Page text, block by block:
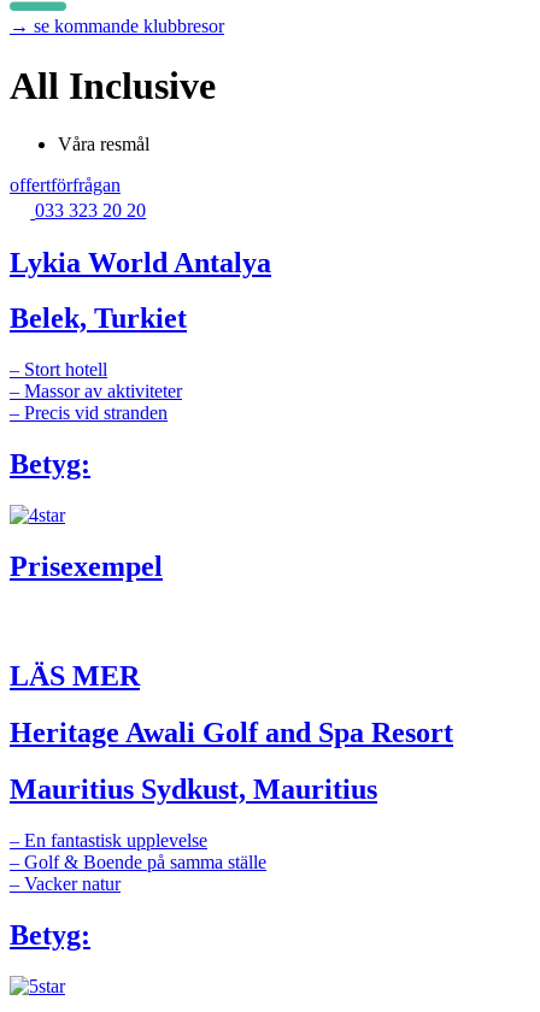
→ se kommande klubbresor
All Inclusive
Våra resmål
offertförfrågan
033 323 20 20
Lykia World Antalya
Belek, Turkiet
– Stort hotell
– Massor av aktiviteter
– Precis vid stranden
Betyg:
Prisexempel
LÄS MER
Heritage Awali Golf and Spa Resort
Mauritius Sydkust, Mauritius
– En fantastisk upplevelse
– Golf & Boende på samma ställe
– Vacker natur
Betyg: